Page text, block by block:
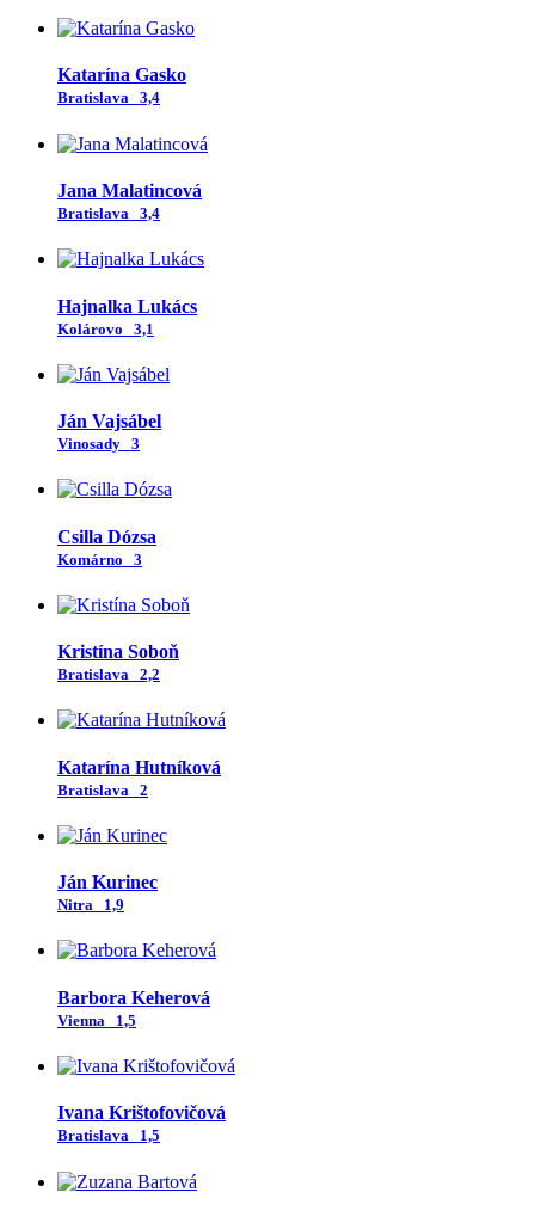
Katarína Gasko
Bratislava 3,4
Jana Malatincová
Bratislava 3,4
Hajnalka Lukács
Kolárovo 3,1
Ján Vajsábel
Vinosady 3
Csilla Dózsa
Komárno 3
Kristína Soboň
Bratislava 2,2
Katarína Hutníková
Bratislava 2
Ján Kurinec
Nitra 1,9
Barbora Keherová
Vienna 1,5
Ivana Krištofovičová
Bratislava 1,5